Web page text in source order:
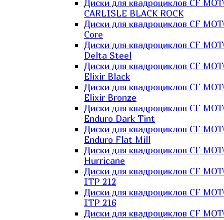
Диски для квадроциклов CF
CARLISLE BLACK ROCK
Диски для квадроциклов CF
Core
Диски для квадроциклов CF
Delta Steel
Диски для квадроциклов CF
Elixir Black
Диски для квадроциклов CF
Elixir Bronze
Диски для квадроциклов CF
Enduro Dark Tint
Диски для квадроциклов CF
Enduro Flat Mill
Диски для квадроциклов CF
Hurricane
Диски для квадроциклов CF
ITP 212
Диски для квадроциклов CF
ITP 216
Диски для квадроциклов CF